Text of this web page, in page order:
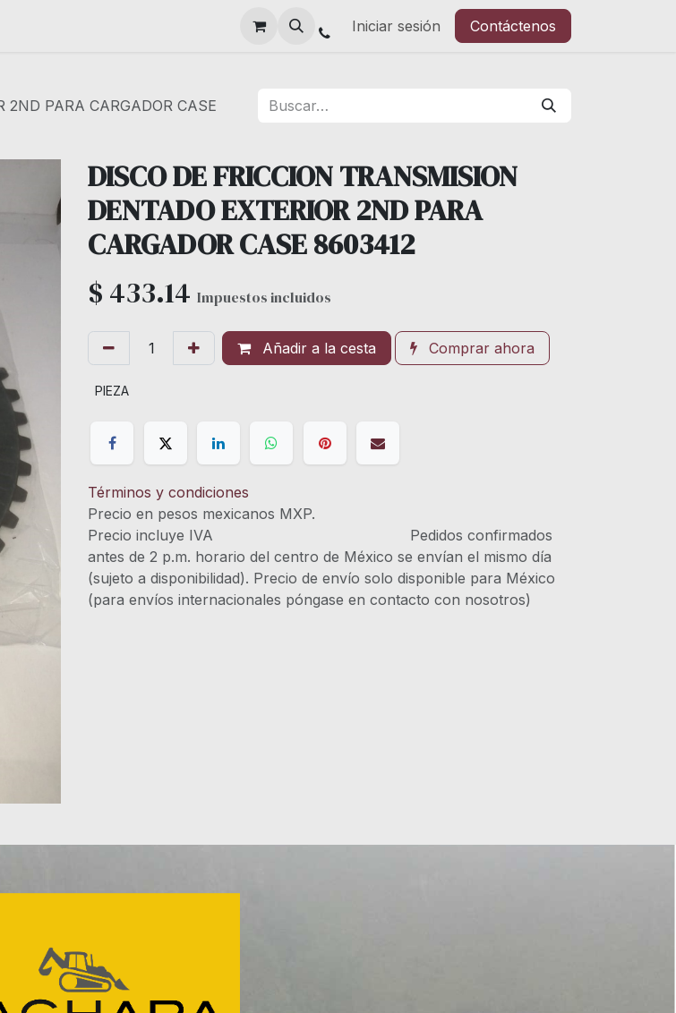
Iniciar sesión Contáctenos
2ND PARA CARGADOR CASE
DISCO DE FRICCION TRANSMISION
DENTADO EXTERIOR 2ND PARA
CARGADOR CASE 8603412
$ 433.14 Impuestos incluidos
Añadir a la cesta Comprar ahora
PIEZA
Términos y condiciones
Precio en pesos mexicanos MXP.
Precio incluye IVA Pedidos confirmados
antes de 2 p.m. horario del centro de México se envían el mismo día
(sujeto a disponibilidad). Precio de envío solo disponible para México
(para envíos internacionales póngase en contacto con nosotros)